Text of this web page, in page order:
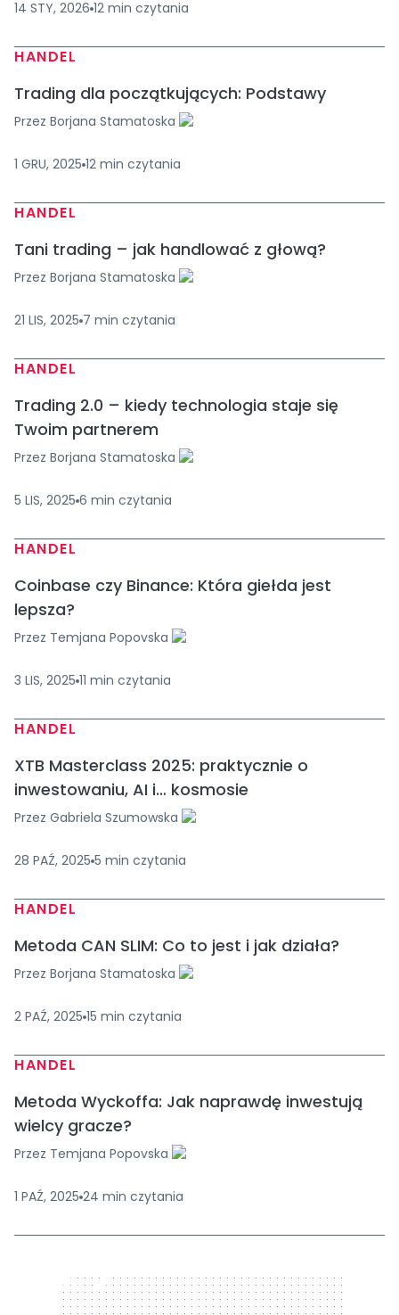
14 STY, 2026 12 min czytania
HANDEL
Trading dla początkujących: Podstawy
Przez Borjana Stamatoska
1 GRU, 2025 12 min czytania
HANDEL
Tani trading – jak handlować z głową?
Przez Borjana Stamatoska
21 LIS, 2025 7 min czytania
HANDEL
Trading 2.0 – kiedy technologia staje się
Twoim partnerem
Przez Borjana Stamatoska
5 LIS, 2025 6 min czytania
HANDEL
Coinbase czy Binance: Która giełda jest
lepsza?
Przez Temjana Popovska
3 LIS, 2025 11 min czytania
HANDEL
XTB Masterclass 2025: praktycznie o
inwestowaniu, AI i… kosmosie
Przez Gabriela Szumowska
28 PAŹ, 2025 5 min czytania
HANDEL
Metoda CAN SLIM: Co to jest i jak działa?
Przez Borjana Stamatoska
2 PAŹ, 2025 15 min czytania
HANDEL
Metoda Wyckoffa: Jak naprawdę inwestują
wielcy gracze?
Przez Temjana Popovska
1 PAŹ, 2025 24 min czytania
320 x 50